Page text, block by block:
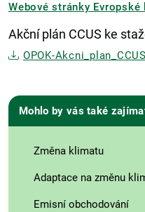
Webové stránky Evropské
Akční plán CCUS ke
OPOK-
Mohlo by vás také
Změna klimatu
Adaptace na změnu
Emisní obchodování